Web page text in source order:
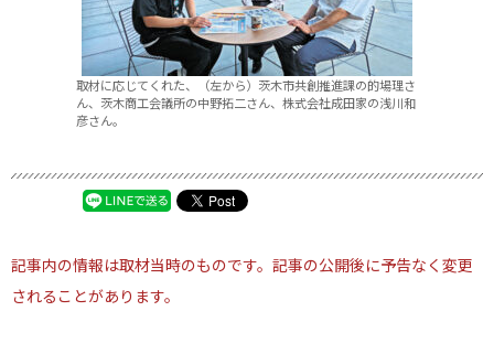
取材に応じてくれた、（左から）茨木市共創推進課の的場理さ
ん、茨木商工会議所の中野拓二さん、株式会社成田家の浅川和
彦さん。
記事内の情報は取材当時のものです。記事の公開後に予告なく変更
されることがあります。